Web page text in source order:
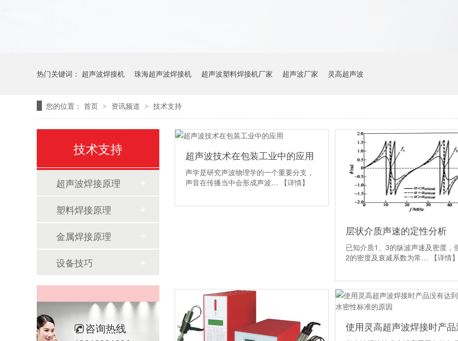
热门关键词： 超声波焊接机 珠海超声波焊接机 超声波塑料焊接机厂家 超声波厂家 灵高超声波
您的位置： 首页 > 资讯频道 > 技术支持
超声波技术在包装工业中的应用
声学是研究声波物理学的一个重要分支，
声音在传播当中会形成声波…
【详情】
层状介质声速的定性分析
已知介质1、3的纵波声速及密度，
2的密度及衰减系数为常…
【详情】
技术支持
超声波焊接原理
塑料焊接原理
金属焊接原理
设备技巧
咨询热线